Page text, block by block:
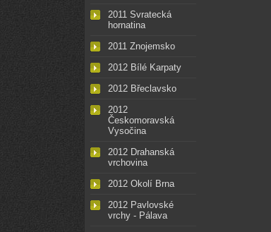
2011 Svratecká
hornatina
2011 Znojemsko
2012 Bílé Karpaty
2012 Břeclavsko
2012
Českomoravská
Vysočina
2012 Drahanská
vrchovina
2012 Okolí Brna
2012 Pavlovské
vrchy - Pálava